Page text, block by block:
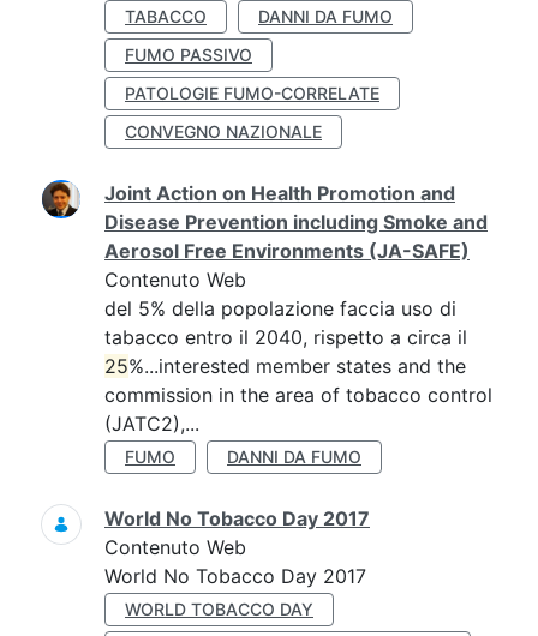
TABACCO
DANNI DA FUMO
FUMO PASSIVO
PATOLOGIE FUMO-CORRELATE
CONVEGNO NAZIONALE
Joint Action on Health Promotion and
Disease Prevention including Smoke and
Aerosol Free Environments (JA-SAFE)
Contenuto Web
del 5% della popolazione faccia uso di
tabacco entro il 2040, rispetto a circa il
25%...interested member states and the
commission in the area of tobacco control
(JATC2),...
FUMO DANNI DA FUMO
World No Tobacco Day 2017
Contenuto Web
World No Tobacco Day 2017
WORLD TOBACCO DAY